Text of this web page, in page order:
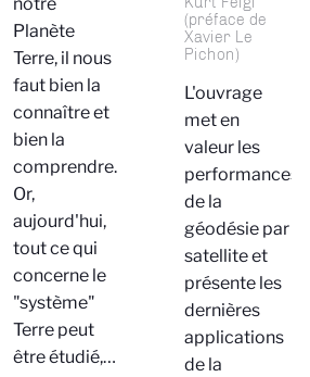
Planète
Terre, il nous
faut bien la
connaître et
bien la
comprendre.
Or,
aujourd'hui,
tout ce qui
concerne le
"système"
Terre peut
être étudié,…
(préface de
Xavier Le
Pichon)
L'ouvrage
met en
valeur les
performances
de la
géodésie par
satellite et
présente les
dernières
applications
de la